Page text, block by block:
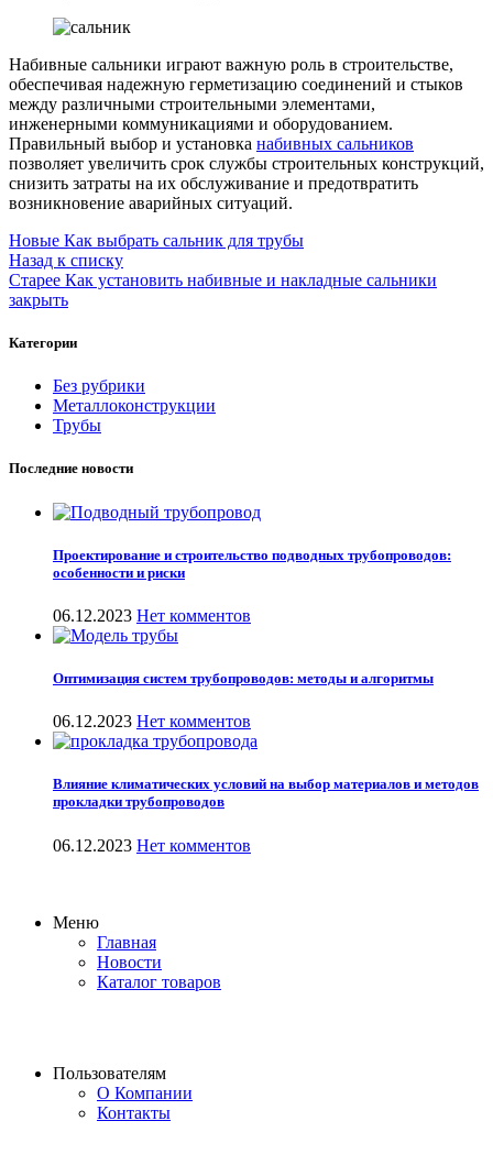
Набивные сальники играют важную роль в строительстве,
обеспечивая надежную герметизацию соединений и стыков
между различными строительными элементами,
инженерными коммуникациями и оборудованием.
Правильный выбор и установка набивных сальников
позволяет увеличить срок службы строительных конструкций,
снизить затраты на их обслуживание и предотвратить
возникновение аварийных ситуаций.
Новые Как выбрать сальник для трубы
Назад к списку
Старее Как установить набивные и накладные сальники
закрыть
Категории
Без рубрики
Металлоконструкции
Трубы
Последние новости
Проектирование и строительство подводных трубопроводов:
особенности и риски
06.12.2023 Нет комментов
Оптимизация систем трубопроводов: методы и алгоритмы
06.12.2023 Нет комментов
Влияние климатических условий на выбор материалов и методов
прокладки трубопроводов
06.12.2023 Нет комментов
Меню
Главная
Новости
Каталог товаров
Пользователям
О Компании
Контакты